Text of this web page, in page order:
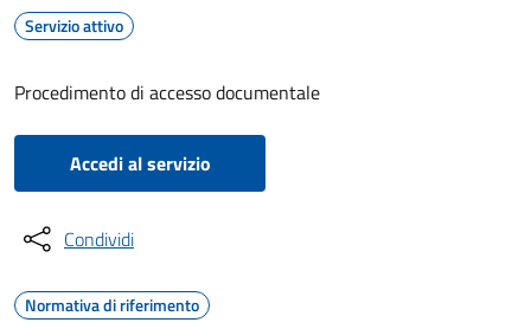
Servizio attivo
Procedimento di accesso documentale
Accedi al servizio
Condividi
Normativa di riferimento